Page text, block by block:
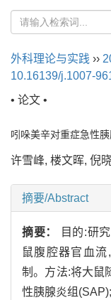
外科理论与实践 ››
10.16139/j.1007-
• 论文 •
吲哚美辛对重症急性
许雪峰, 楼文晖, 倪
摘要/Abstract
摘要：
目的:研
鼠腹腔器官血
制。方法:将大鼠
性胰腺炎组